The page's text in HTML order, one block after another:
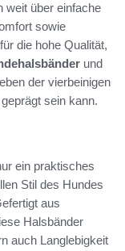
weit über einfache
sowie
die hohe Qualität,
und
der vierbeinigen
sein kann.
ein praktisches
Stil des Hundes
aus
Halsbänder
auch Langlebigkeit